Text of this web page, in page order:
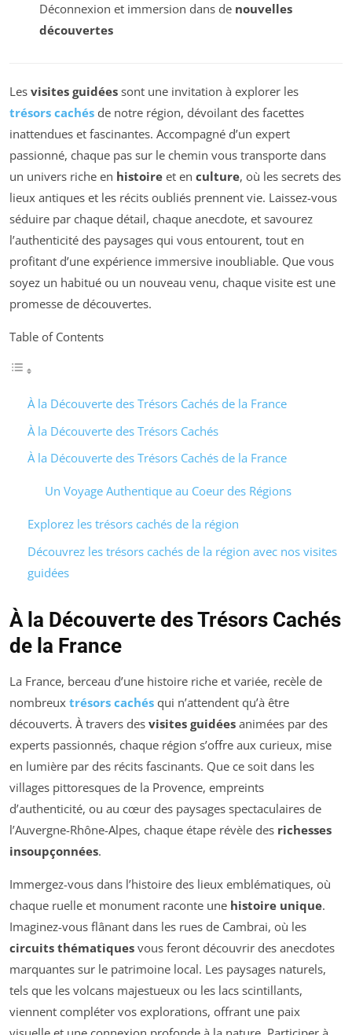
Déconnexion et immersion dans de nouvelles
découvertes
Les visites guidées sont une invitation à explorer les
trésors cachés de notre région, dévoilant des facettes
inattendues et fascinantes. Accompagné d’un expert
passionné, chaque pas sur le chemin vous transporte dans
un univers riche en histoire et en culture, où les secrets des
lieux antiques et les récits oubliés prennent vie. Laissez-vous
séduire par chaque détail, chaque anecdote, et savourez
l’authenticité des paysages qui vous entourent, tout en
profitant d’une expérience immersive inoubliable. Que vous
soyez un habitué ou un nouveau venu, chaque visite est une
promesse de découvertes.
Table of Contents
À la Découverte des Trésors Cachés de la France
À la Découverte des Trésors Cachés
À la Découverte des Trésors Cachés de la France
Un Voyage Authentique au Coeur des Régions
Explorez les trésors cachés de la région
Découvrez les trésors cachés de la région avec nos visites
guidées
À la Découverte des Trésors Cachés
de la France
La France, berceau d’une histoire riche et variée, recèle de
nombreux trésors cachés qui n’attendent qu’à être
découverts. À travers des visites guidées animées par des
experts passionnés, chaque région s’offre aux curieux, mise
en lumière par des récits fascinants. Que ce soit dans les
villages pittoresques de la Provence, empreints
d’authenticité, ou au cœur des paysages spectaculaires de
l’Auvergne-Rhône-Alpes, chaque étape révèle des richesses
insoupçonnées.
Immergez-vous dans l’histoire des lieux emblématiques, où
chaque ruelle et monument raconte une histoire unique.
Imaginez-vous flânant dans les rues de Cambrai, où les
circuits thématiques vous feront découvrir des anecdotes
marquantes sur le patrimoine local. Les paysages naturels,
tels que les volcans majestueux ou les lacs scintillants,
viennent compléter vos explorations, offrant une paix